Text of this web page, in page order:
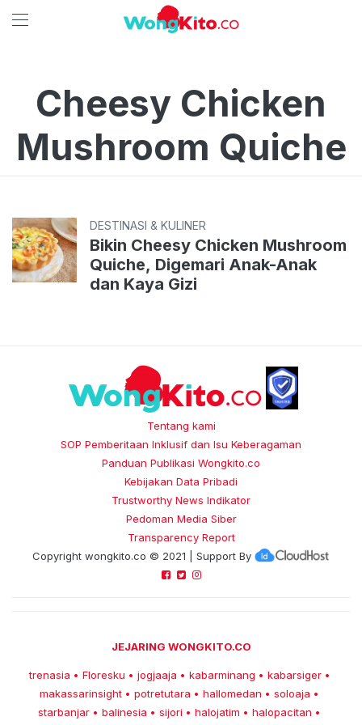
Cheesy Chicken
Mushroom Quiche
DESTINASI & KULINER
Bikin Cheesy Chicken Mushroom
Quiche, Digemari Anak-Anak
dan Kaya Gizi
Tentang kami
SOP Pemberitaan Inklusif dan Isu Keberagaman
Panduan Publikasi Wongkito.co
Kebijakan Data Pribadi
Trustworthy News Indikator
Pedoman Media Siber
Transparency Report
Copyright wongkito.co © 2021 | Support By
JEJARING WONGKITO.CO
trenasia • Floresku • jogjaaja • kabarminang • kabarsiger •
makassarinsight • potretutara • hallomedan • soloaja •
starbanjar • balinesia • sijori • halojatim • halopacitan •